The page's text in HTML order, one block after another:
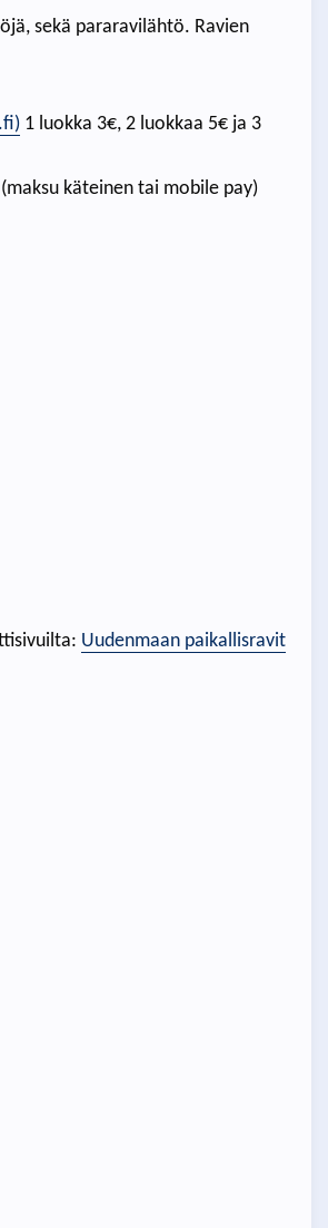
sekä pararavilähtö. Ravien
1 luokka 3€, 2 luokkaa 5€ ja 3
käteinen tai mobile pay)
Uudenmaan paikallisravit